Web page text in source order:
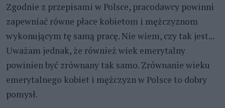
Zgodnie z przepisami w Polsce, pracodawcy powinni
zapewniać równe płace kobietom i mężczyznom
wykonującym tę samą pracę. Nie wiem, czy tak jest...
Uważam jednak, że również wiek emerytalny
powinien być zrównany tak samo. Zrównanie wieku
emerytalnego kobiet i mężczyzn w Polsce to dobry
pomysł.